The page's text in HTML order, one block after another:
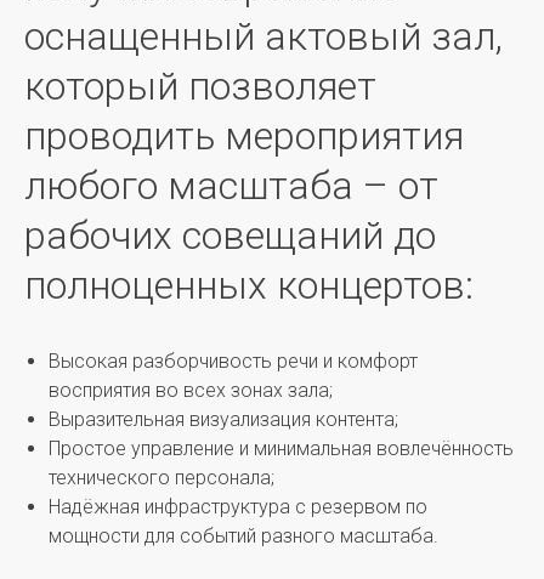
оснащенный актовый зал,
который позволяет
проводить мероприятия
любого масштаба – от
рабочих совещаний до
полноценных концертов:
Высокая разборчивость речи и комфорт
восприятия во всех зонах зала;
Выразительная визуализация контента;
Простое управление и минимальная вовлечённость
технического персонала;
Надёжная инфраструктура с резервом по
мощности для событий разного масштаба.